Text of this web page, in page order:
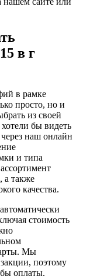
в г
в рамке
просто, но и
из своей
бы видеть
наш онлайн
и типа
а также
качества.
стоимость
Мы
поэтому
оплаты.